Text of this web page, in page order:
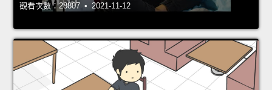
觀看次數：28807 • 2021-11-12